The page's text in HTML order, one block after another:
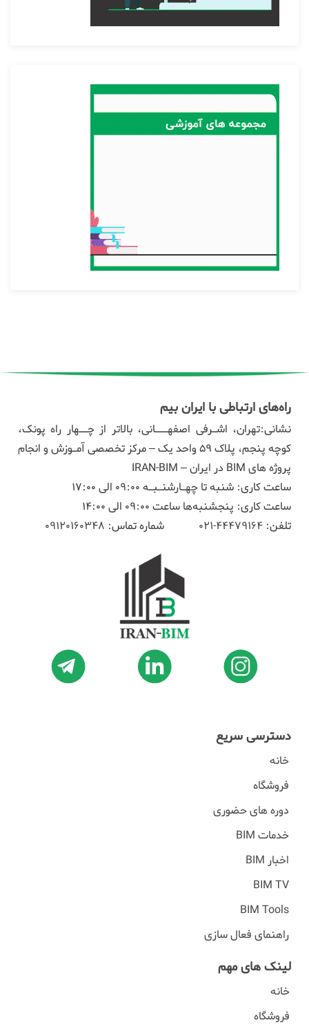
راه‌های ارتباطی با ایران بیم
نشانی:تهران، اشـرفی اصفهـــانی، بالاتر از چــهار راه پونک،
کوچه پنجم، پلاک ۵۹ واحد یک – مرکز تخصصی آمـوزش و انجام
پروژه های BIM در ایران – IRAN-BIM
ساعت کاری: شنبه تا چهـارشنـبـه 09:00 الی 17:00
ساعت کاری: پنجشنبه‌ها ساعت 09:00 الی 14:00
تلفن: 44479164-021 شماره تماس: 09120160348
دسترسی سریع
خانه
فروشگاه
دوره های حضوری
خدمات BIM
اخبار BIM
BIM TV
BIM Tools
راهنمای فعال سازی
لینک های مهم
خانه
فروشگاه